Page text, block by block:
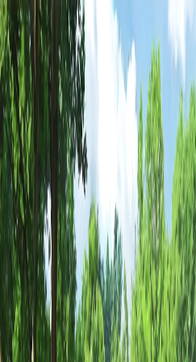
Início Clínicas Depoimentos Blog FAQ
Cadastrar Clínica
Início
Mauá
CENTRO DE
E DROGAS
CNPJ Verificado
CENTRO DE
DROGAS